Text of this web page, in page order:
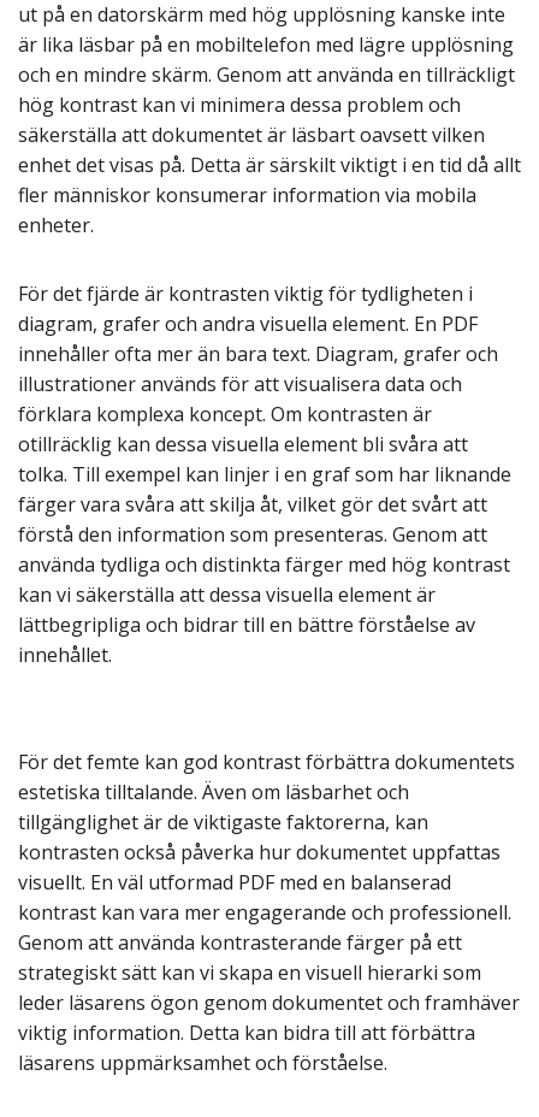
ut på en datorskärm med hög upplösning kanske inte
är lika läsbar på en mobiltelefon med lägre upplösning
och en mindre skärm. Genom att använda en tillräckligt
hög kontrast kan vi minimera dessa problem och
säkerställa att dokumentet är läsbart oavsett vilken
enhet det visas på. Detta är särskilt viktigt i en tid då allt
fler människor konsumerar information via mobila
enheter.
För det fjärde är kontrasten viktig för tydligheten i
diagram, grafer och andra visuella element. En PDF
innehåller ofta mer än bara text. Diagram, grafer och
illustrationer används för att visualisera data och
förklara komplexa koncept. Om kontrasten är
otillräcklig kan dessa visuella element bli svåra att
tolka. Till exempel kan linjer i en graf som har liknande
färger vara svåra att skilja åt, vilket gör det svårt att
förstå den information som presenteras. Genom att
använda tydliga och distinkta färger med hög kontrast
kan vi säkerställa att dessa visuella element är
lättbegripliga och bidrar till en bättre förståelse av
innehållet.
För det femte kan god kontrast förbättra dokumentets
estetiska tilltalande. Även om läsbarhet och
tillgänglighet är de viktigaste faktorerna, kan
kontrasten också påverka hur dokumentet uppfattas
visuellt. En väl utformad PDF med en balanserad
kontrast kan vara mer engagerande och professionell.
Genom att använda kontrasterande färger på ett
strategiskt sätt kan vi skapa en visuell hierarki som
leder läsarens ögon genom dokumentet och framhäver
viktig information. Detta kan bidra till att förbättra
läsarens uppmärksamhet och förståelse.